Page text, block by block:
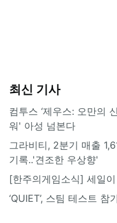
최신 기사
컴투스 ‘제우스: 오만의
워' 아성 넘본다
그라비티, 2분기 매출
기록..'견조한 우상향'
[한주의게임소식] 세일
‘QUIET’, 스팀 테스트